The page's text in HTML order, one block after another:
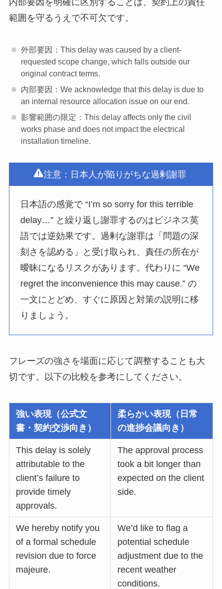
範囲を守るうえで不可欠です。
外部要因：This delay was caused by a client-
requested scope change, which falls outside our
original contract terms.
内部要因：We acknowledge that this delay is due to
an internal resource allocation issue on our end.
影響範囲の限定：This delay affects only the civil
works phase and does not impact the electrical
installation timeline.
注意：日本人が陥りがちな過剰謝罪
日本語の感覚で “I’m so sorry for this terrible
delay…” と繰り返し謝罪するのはビジネス英
語では逆効果です。過剰な謝罪は「問題の深
刻さを認める」と受け取られ、責任の所在が
曖昧になるリスクがあります。代わりに “We
regret the inconvenience this may cause.” の
一文にとどめ、すぐに原因と対策の説明に移
りましょう。
フレーズの強さを場面に応じて調整することも大
切です。以下の比較を参考にしてください。
強い表現（公式文
書・契約交渉向き）
柔らかい表現（日常
の進捗会議向き）
This delay is solely
attributable to the
client’s failure to
provide timely
approvals.
The approval process
took a bit longer than
expected on the client
side.
We hereby notify you
of a formal schedule
revision due to force
majeure.
We’d like to flag a
potential schedule
adjustment due to the
recent weather
conditions.